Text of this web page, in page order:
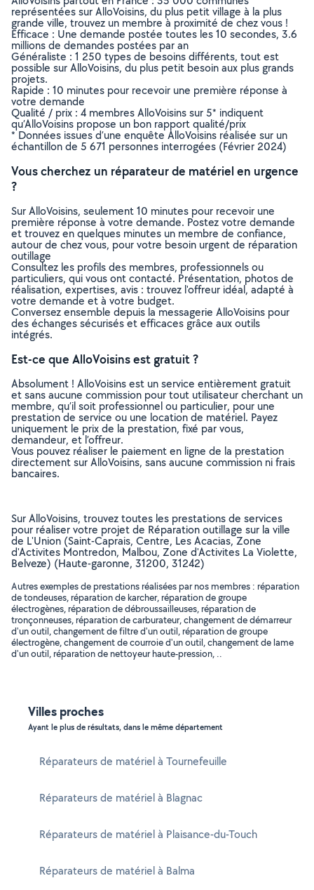
représentées sur AlloVoisins, du plus petit village à la plus
grande ville, trouvez un membre à proximité de chez vous !
Efficace : Une demande postée toutes les 10 secondes, 3.6
millions de demandes postées par an
Généraliste : 1 250 types de besoins différents, tout est
possible sur AlloVoisins, du plus petit besoin aux plus grands
projets.
Rapide : 10 minutes pour recevoir une première réponse à
votre demande
Qualité / prix : 4 membres AlloVoisins sur 5* indiquent
qu’AlloVoisins propose un bon rapport qualité/prix
* Données issues d’une enquête AlloVoisins réalisée sur un
échantillon de 5 671 personnes interrogées (Février 2024)
Vous cherchez un réparateur de matériel en urgence
?
Sur AlloVoisins, seulement 10 minutes pour recevoir une
première réponse à votre demande. Postez votre demande
et trouvez en quelques minutes un membre de confiance,
autour de chez vous, pour votre besoin urgent de réparation
outillage
Consultez les profils des membres, professionnels ou
particuliers, qui vous ont contacté. Présentation, photos de
réalisation, expertises, avis : trouvez l'offreur idéal, adapté à
votre demande et à votre budget.
Conversez ensemble depuis la messagerie AlloVoisins pour
des échanges sécurisés et efficaces grâce aux outils
intégrés.
Est-ce que AlloVoisins est gratuit ?
Absolument ! AlloVoisins est un service entièrement gratuit
et sans aucune commission pour tout utilisateur cherchant un
membre, qu’il soit professionnel ou particulier, pour une
prestation de service ou une location de matériel. Payez
uniquement le prix de la prestation, fixé par vous,
demandeur, et l’offreur.
Vous pouvez réaliser le paiement en ligne de la prestation
directement sur AlloVoisins, sans aucune commission ni frais
bancaires.
Sur AlloVoisins, trouvez toutes les prestations de services
pour réaliser votre projet de Réparation outillage sur la ville
de L'Union (Saint-Caprais, Centre, Les Acacias, Zone
d'Activites Montredon, Malbou, Zone d'Activites La Violette,
Belveze) (Haute-garonne, 31200, 31242)
Autres exemples de prestations réalisées par nos membres : réparation
de tondeuses, réparation de karcher, réparation de groupe
électrogènes, réparation de débroussailleuses, réparation de
tronçonneuses, réparation de carburateur, changement de démarreur
d'un outil, changement de filtre d'un outil, réparation de groupe
électrogène, changement de courroie d'un outil, changement de lame
d'un outil, réparation de nettoyeur haute-pression, ..
Villes proches
Ayant le plus de résultats, dans le même département
Réparateurs de matériel à Tournefeuille
Réparateurs de matériel à Blagnac
Réparateurs de matériel à Plaisance-du-Touch
Réparateurs de matériel à Balma